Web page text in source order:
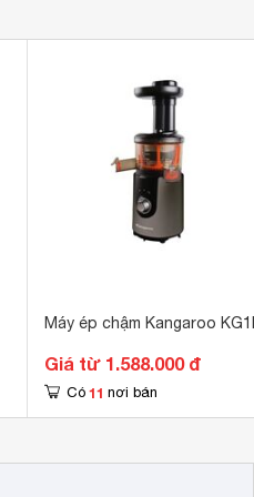
Máy ép chậm Kangaroo
Giá từ 1.588.000 đ
Có 11 nơi bán